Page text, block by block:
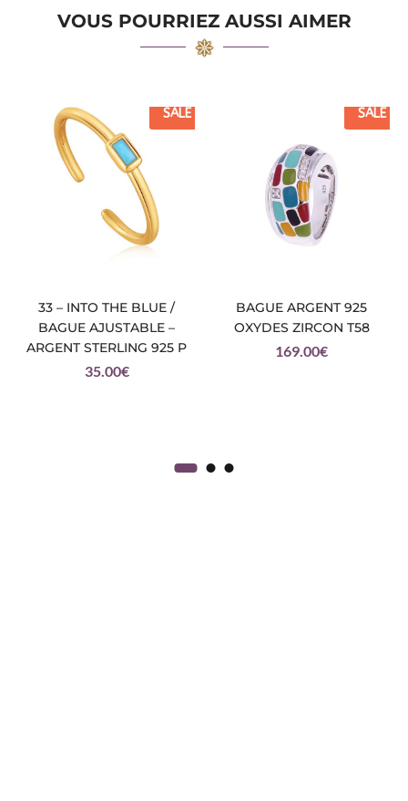
VOUS POURRIEZ AUSSI AIMER
SALE
33 – INTO THE BLUE /
BAGUE AJUSTABLE –
ARGENT STERLING 925 P
35.00€
SALE
BAGUE ARGENT 925
OXYDES ZIRCON T58
169.00€